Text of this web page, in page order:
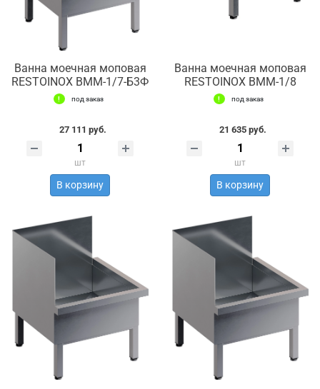
Ванна моечная моповая
RESTOINOX ВММ-1/7-Б3Ф
под заказ
27 111 руб.
шт
В корзину
Ванна моечная моповая
RESTOINOX ВММ-1/8
под заказ
21 635 руб.
шт
В корзину